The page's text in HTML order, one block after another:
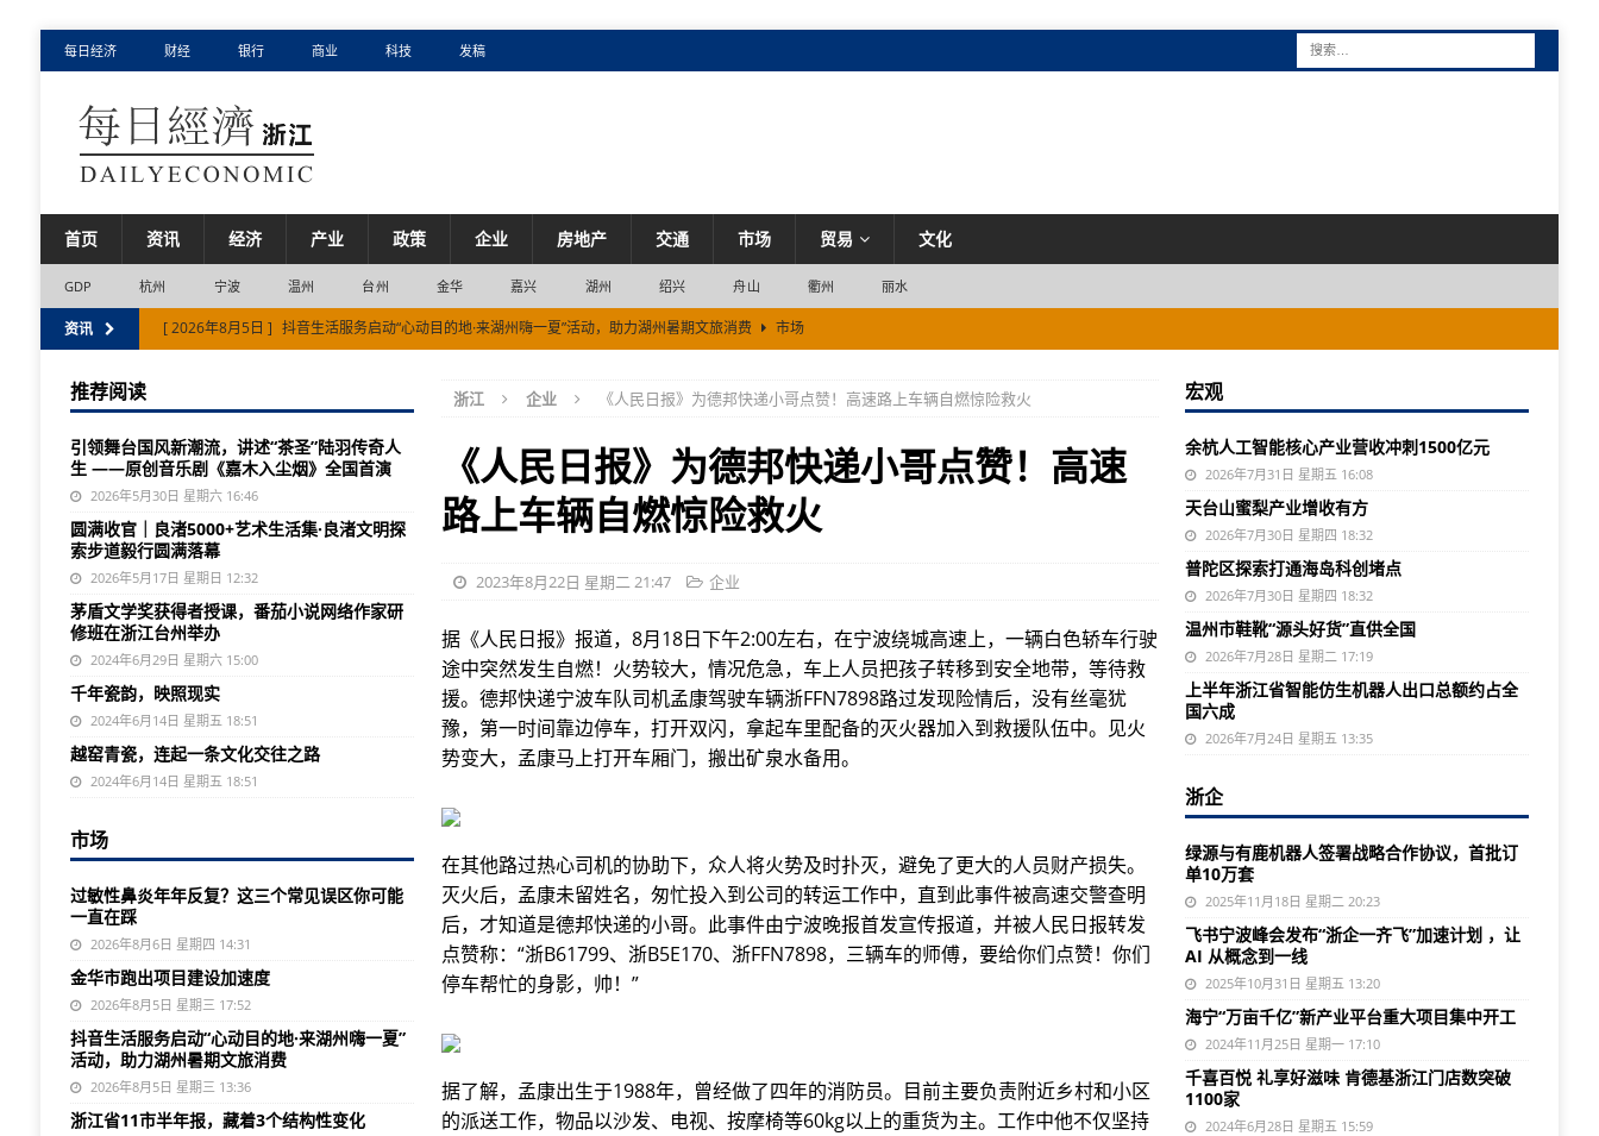
每日经济 财经 银行 商业 科技 发稿
首页 资讯 经济 产业 政策 企业 房地产 交通 市场 贸易 文化
GDP 杭州 宁波 温州 台州 金华 嘉兴 湖州 绍兴 舟山 衢州 丽水
资讯 [ 2026年8月5日 ] 抖音生活服务启动“心动目的地·来湖州嗨一夏”活动，助力湖州暑期文旅消费
市场
[ 2026年8月4日 ] 浙江省电网上半年投资规模创新高
市场
[ 2026年8月6日 ] 过敏性鼻炎年年反复？这三个常见误区你可能一直在踩
市场
[ 2026年8月5日 ]
市场
浙江 企业 《人民日报》为德邦快递小哥点赞！高速路上车辆自燃惊险救火
《人民日报》为德邦快递小哥点赞！高速
路上车辆自燃惊险救火
2023年8月22日 星期二 21:47 企业
据《人民日报》报道，8月18日下午2:00左右，在宁波绕城高速上，一辆白色轿车行驶
途中突然发生自燃！火势较大，情况危急，车上人员把孩子转移到安全地带，等待救
援。德邦快递宁波车队司机孟康驾驶车辆浙FFN7898路过发现险情后，没有丝毫犹
豫，第一时间靠边停车，打开双闪，拿起车里配备的灭火器加入到救援队伍中。见火
势变大，孟康马上打开车厢门，搬出矿泉水备用。
在其他路过热心司机的协助下，众人将火势及时扑灭，避免了更大的人员财产损失。
灭火后，孟康未留姓名，匆忙投入到公司的转运工作中，直到此事件被高速交警查明
后，才知道是德邦快递的小哥。此事件由宁波晚报首发宣传报道，并被人民日报转发
点赞称：“浙B61799、浙B5E170、浙FFN7898，三辆车的师傅，要给你们点赞！你们
停车帮忙的身影，帅！”
据了解，孟康出生于1988年，曾经做了四年的消防员。目前主要负责附近乡村和小区
的派送工作，物品以沙发、电视、按摩椅等60kg以上的重货为主。工作中他不仅坚持
推荐阅读
引领舞台国风新潮流，讲述“茶圣”陆羽传奇人
生 ——原创音乐剧《嘉木入尘烟》全国首演
2026年5月30日 星期六 16:46
圆满收官｜良渚5000+艺术生活集·良渚文明探
索步道毅行圆满落幕
2026年5月17日 星期日 12:32
茅盾文学奖获得者授课，番茄小说网络作家研
修班在浙江台州举办
2024年6月29日 星期六 15:00
千年瓷韵，映照现实
2024年6月14日 星期五 18:51
越窑青瓷，连起一条文化交往之路
2024年6月14日 星期五 18:51
市场
过敏性鼻炎年年反复？这三个常见误区你可能
一直在踩
2026年8月6日 星期四 14:31
金华市跑出项目建设加速度
2026年8月5日 星期三 17:52
抖音生活服务启动“心动目的地·来湖州嗨一夏”
活动，助力湖州暑期文旅消费
2026年8月5日 星期三 13:36
浙江省11市半年报，藏着3个结构性变化
宏观
余杭人工智能核心产业营收冲刺1500亿元
2026年7月31日 星期五 16:08
天台山蜜梨产业增收有方
2026年7月30日 星期四 18:32
普陀区探索打通海岛科创堵点
2026年7月30日 星期四 18:32
温州市鞋靴“源头好货”直供全国
2026年7月28日 星期二 17:19
上半年浙江省智能仿生机器人出口总额约占全
国六成
2026年7月24日 星期五 13:35
浙企
绿源与有鹿机器人签署战略合作协议，首批订
单10万套
2025年11月18日 星期二 20:23
飞书宁波峰会发布“浙企一齐飞”加速计划 ，让
AI 从概念到一线
2025年10月31日 星期五 13:20
海宁“万亩千亿”新产业平台重大项目集中开工
2024年11月25日 星期一 17:10
千喜百悦 礼享好滋味 肯德基浙江门店数突破
1100家
2024年6月28日 星期五 15:59